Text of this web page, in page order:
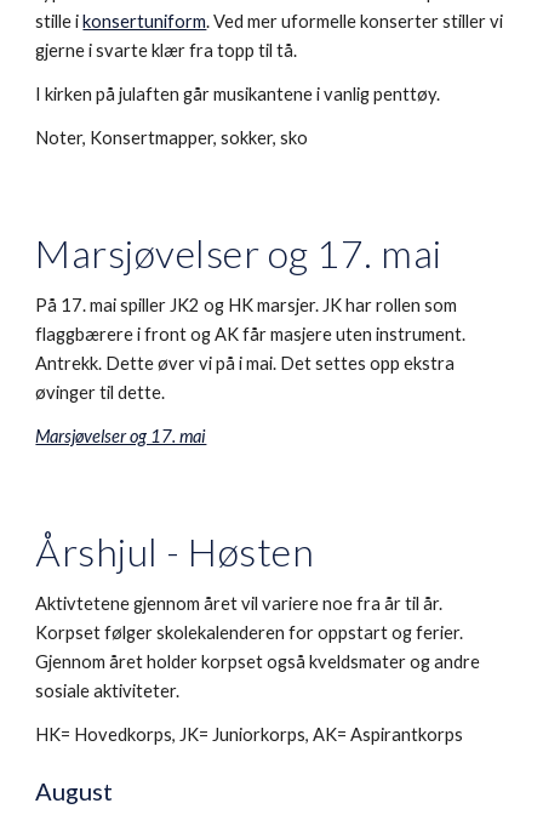
stille ikonsertuniform. Ved mer uformelle konserter stiller vi
gjerne i svarte klær fra topp til tå.
I kirken på julaften går musikantene i vanlig penttøy.
Noter, Konsertmapper, sokker, sko
Marsjøvelser og 17. mai
På 17. mai spiller JK2 og HK marsjer. JK har rollen som
flaggbærere i front og AK får masjere uten instrument.
Antrekk. Dette øver vi på i mai. Det settes opp ekstra
øvinger til dette.
Marsjøvelser og 17. mai
Årshjul - Høsten
Aktivtetene gjennom året vil variere noe fra år til år.
Korpset følger skolekalenderen for oppstart og ferier.
Gjennom året holder korpset også kveldsmater og andre
sosiale aktiviteter.
HK= Hovedkorps, JK= Juniorkorps, AK= Aspirantkorps
August